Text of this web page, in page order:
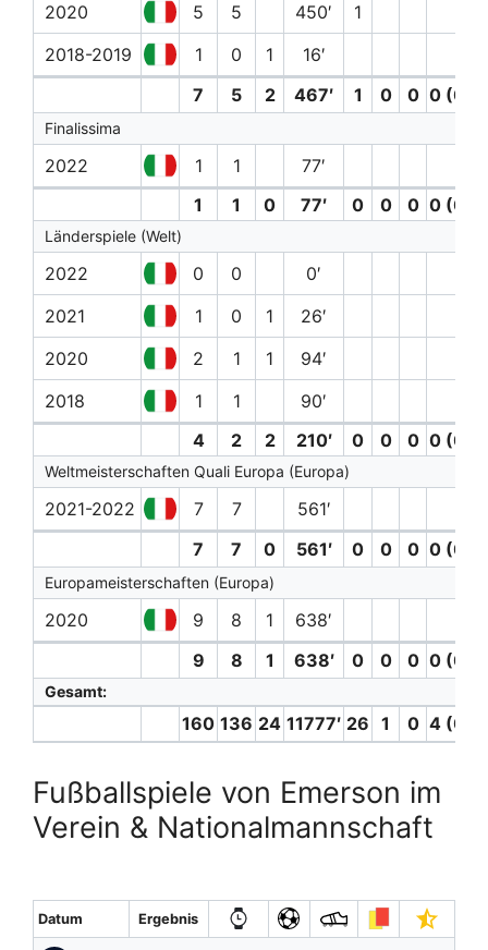
2020 5 5 450′
1
2018-2019
1 0 1
16′
7
5 2 467′ 1 0 0 0 (0)
Finalissima
2022 1 1
77′
1
1 0 77′ 0 0 0 0 (0)
Länderspiele (Welt)
2022 0 0
0′
2021
1 0 1
26′
2020
2 1 1
94′
2018
1 1
90′
4
2 2 210′ 0 0 0 0 (0)
Weltmeisterschaften Quali Europa (Europa)
2021-2022 7 7
561′
7
7 0 561′ 0 0 0 0 (0)
Europameisterschaften (Europa)
2020 9 8 1 638′
9
8 1 638′ 0 0 0 0 (0)
Gesamt:
160 136 24 11777′ 26 1 0 4 (0)
Fußballspiele von Emerson im
Verein & Nationalmannschaft
Datum Ergebnis